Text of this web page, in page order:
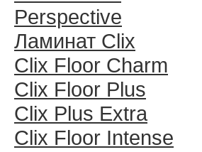
Perspective
Ламинат Clix
Clix Floor Charm
Clix Floor Plus
Clix Plus Extra
Clix Floor Intense